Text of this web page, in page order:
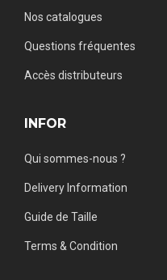
Nos catalogues
Questions fréquentes
Accès distributeurs
INFOR
Qui sommes-nous ?
Delivery Information
Guide de Taille
Terms & Condition